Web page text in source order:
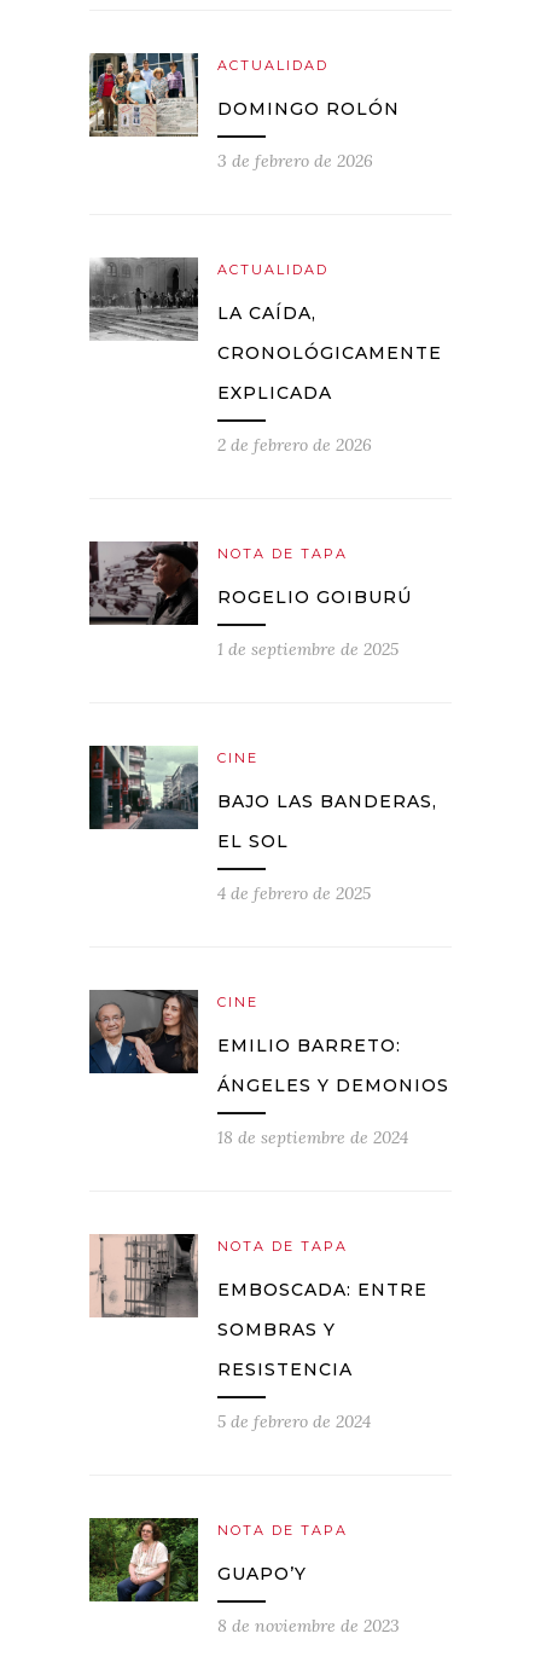
ACTUALIDAD
DOMINGO ROLÓN
3 de febrero de 2026
ACTUALIDAD
LA CAÍDA,
CRONOLÓGICAMENTE
EXPLICADA
2 de febrero de 2026
NOTA DE TAPA
ROGELIO GOIBURÚ
1 de septiembre de 2025
CINE
BAJO LAS BANDERAS,
EL SOL
4 de febrero de 2025
CINE
EMILIO BARRETO:
ÁNGELES Y DEMONIOS
18 de septiembre de 2024
NOTA DE TAPA
EMBOSCADA: ENTRE
SOMBRAS Y
RESISTENCIA
5 de febrero de 2024
NOTA DE TAPA
GUAPO’Y
8 de noviembre de 2023